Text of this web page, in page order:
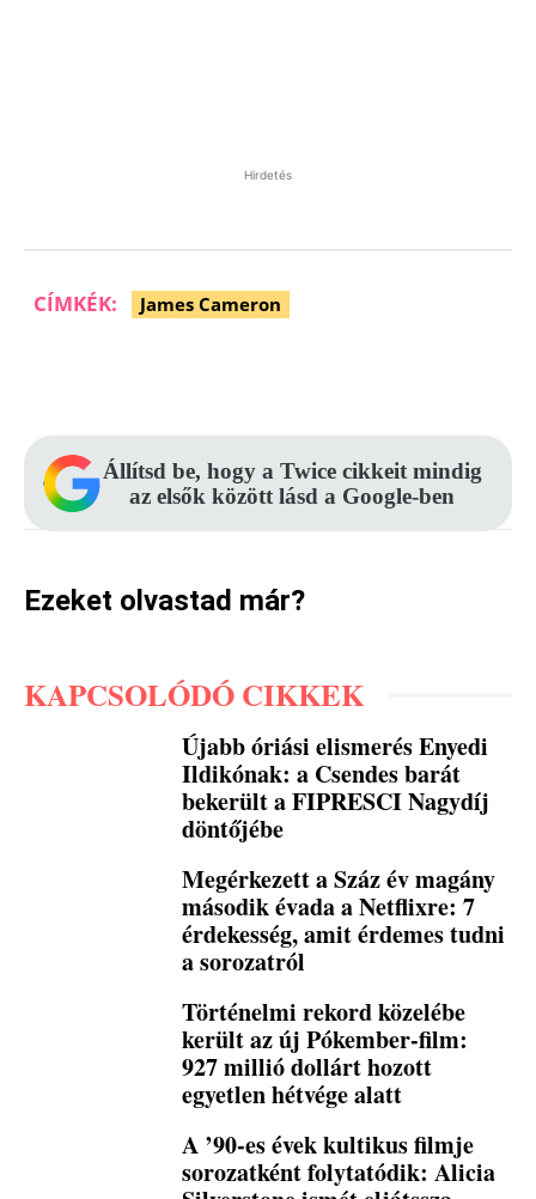
Hirdetés
CÍMKÉK: James Cameron
Állítsd be, hogy a Twice cikkeit mindig
az elsők között lásd a Google-ben
Ezeket olvastad már?
KAPCSOLÓDÓ CIKKEK
Újabb óriási elismerés Enyedi
Ildikónak: a Csendes barát
bekerült a FIPRESCI Nagydíj
döntőjébe
Megérkezett a Száz év magány
második évada a Netflixre: 7
érdekesség, amit érdemes tudni
a sorozatról
Történelmi rekord közelébe
került az új Pókember-film:
927 millió dollárt hozott
egyetlen hétvége alatt
A ’90-es évek kultikus filmje
sorozatként folytatódik: Alicia